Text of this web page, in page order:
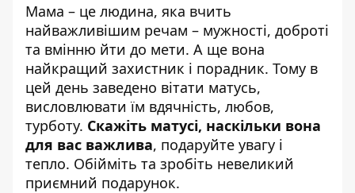
Мама – це людина, яка вчить
найважливішим речам – мужності, доброті
та вмінню йти до мети. А ще вона
найкращий захистник і порадник. Тому в
цей день заведено вітати матусь,
висловлювати їм вдячність, любов,
турботу. Скажіть матусі, наскільки вона
для вас важлива, подаруйте увагу і
тепло. Обійміть та зробіть невеликий
приємний подарунок.